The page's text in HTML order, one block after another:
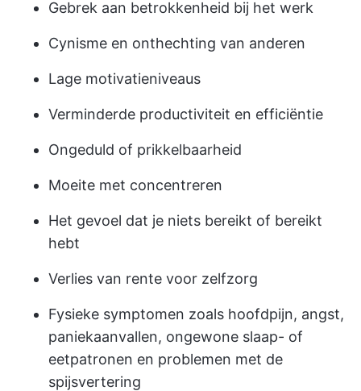
Gebrek aan betrokkenheid bij het werk
Cynisme en onthechting van anderen
Lage motivatieniveaus
Verminderde productiviteit en efficiëntie
Ongeduld of prikkelbaarheid
Moeite met concentreren
Het gevoel dat je niets bereikt of bereikt
hebt
Verlies van rente voor zelfzorg
Fysieke symptomen zoals hoofdpijn, angst,
paniekaanvallen, ongewone slaap- of
eetpatronen en problemen met de
spijsvertering